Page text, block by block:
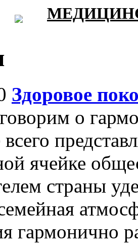
Здоровое
о
ячейке
страны
гармонично